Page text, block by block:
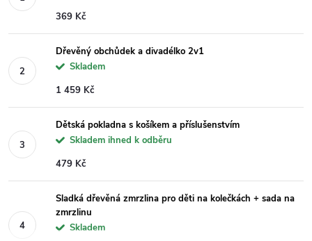
369 Kč
Dřevěný obchůdek a divadélko 2v1
Skladem
1 459 Kč
Dětská pokladna s košíkem a příslušenstvím
Skladem ihned k odběru
479 Kč
Sladká dřevěná zmrzlina pro děti na kolečkách + sada na
zmrzlinu
Skladem